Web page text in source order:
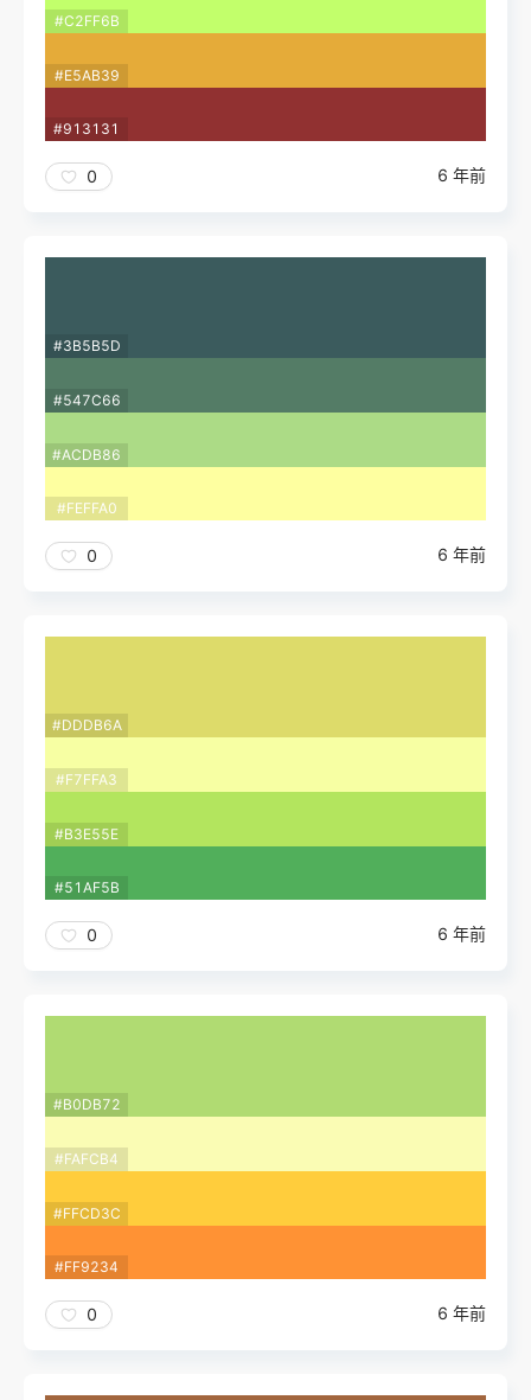
#C2FF6B
#E5AB39
#913131
0 6 年前
#3B5B5D
#547C66
#ACDB86
#FEFFA0
0 6 年前
#DDDB6A
#F7FFA3
#B3E55E
#51AF5B
0 6 年前
#B0DB72
#FAFCB4
#FFCD3C
#FF9234
0 6 年前